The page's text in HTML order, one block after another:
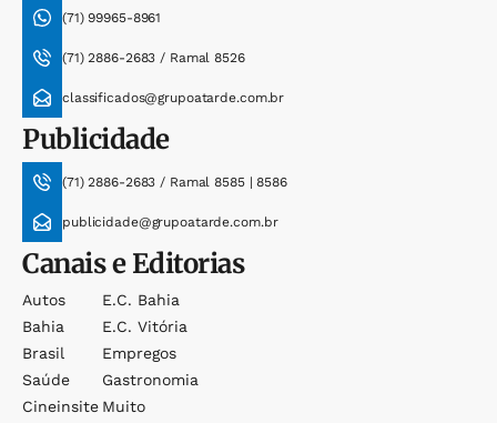
(71) 99965-8961
(71) 2886-2683 / Ramal 8526
classificados@grupoatarde.com.br
Publicidade
(71) 2886-2683 / Ramal 8585 | 8586
publicidade@grupoatarde.com.br
Canais e Editorias
Autos
Bahia
Brasil
Saúde
Cineinsite
E.c. Bahia
E.c. Vitória
Empregos
Gastronomia
Muito